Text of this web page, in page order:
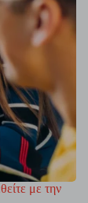
με την